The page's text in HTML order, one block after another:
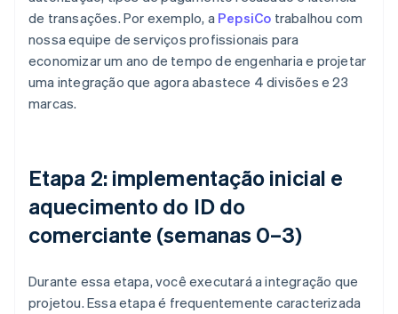
de transações. Por exemplo, a PepsiCo trabalhou com
nossa equipe de serviços profissionais para
economizar um ano de tempo de engenharia e projetar
uma integração que agora abastece 4 divisões e 23
marcas.
Etapa 2: implementação inicial e
aquecimento do ID do
comerciante (semanas 0–3)
Durante essa etapa, você executará a integração que
projetou. Essa etapa é frequentemente caracterizada